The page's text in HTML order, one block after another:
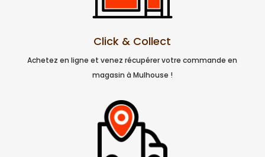
Click & Collect
Achetez en ligne et venez récupérer votre commande en
magasin à Mulhouse !